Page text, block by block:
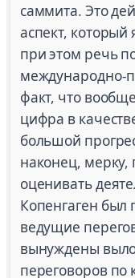
саммита. Это
аспект, который
при этом речь
международно-
факт, что
цифра в
большой
наконец, мерку,
оценивать
Копенгаген был
ведущие
вынуждены
переговоров по